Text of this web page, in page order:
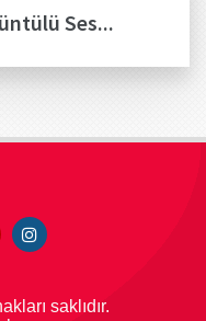
Ses...
saklıdır.